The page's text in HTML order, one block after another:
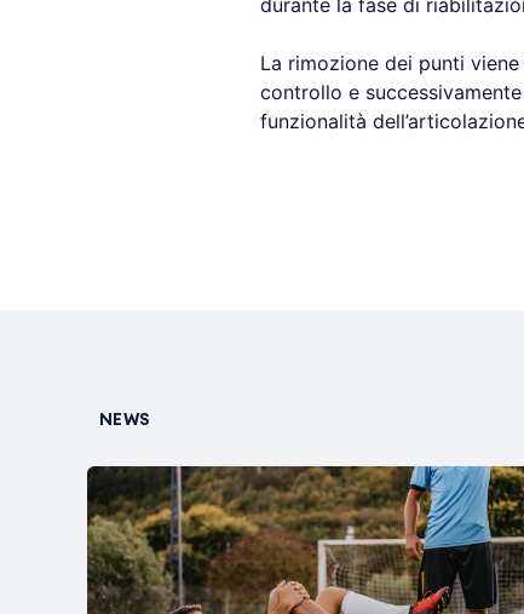
durante la fase di
La rimozione dei punti
controllo e
funzionalità
NEWS